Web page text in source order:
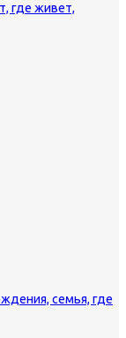
где живет,
семья, где